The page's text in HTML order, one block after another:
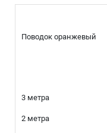
Поводок оранжевый
3 метра
2 метра